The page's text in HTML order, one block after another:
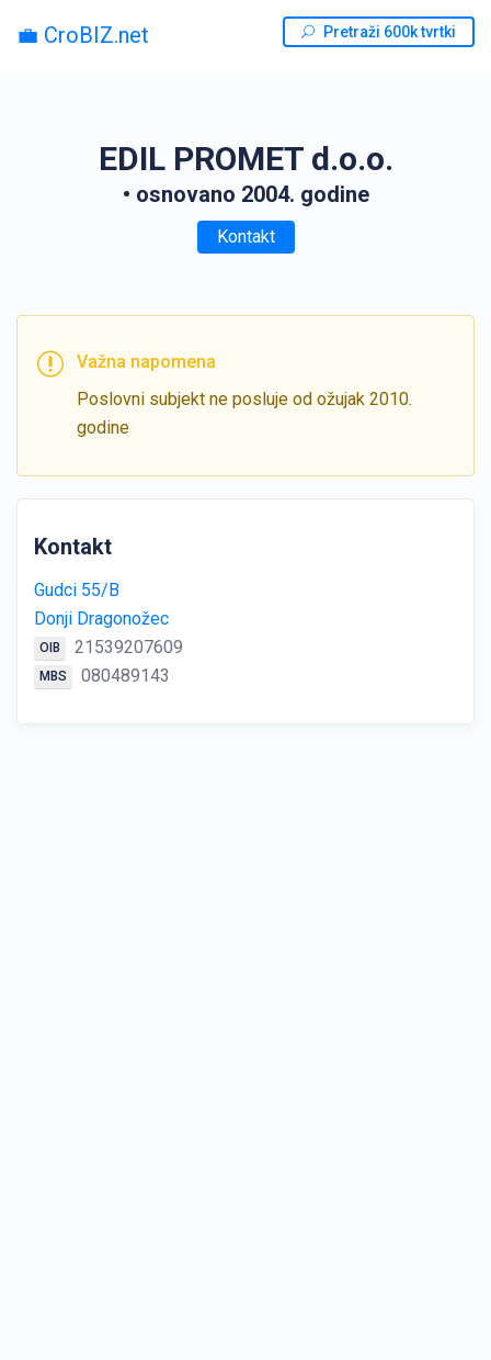
💼 CroBIZ.net Pretraži 600k tvrtki
EDIL PROMET d.o.o.
• osnovano 2004. godine
Kontakt
Važna napomena
Poslovni subjekt ne posluje od ožujak 2010.
godine
Kontakt
Gudci 55/B
Donji Dragonožec
OIB 21539207609
MBS 080489143